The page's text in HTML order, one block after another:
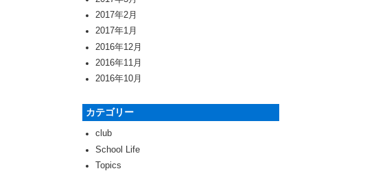
2017年2月
2017年1月
2016年12月
2016年11月
2016年10月
カテゴリー
club
School Life
Topics